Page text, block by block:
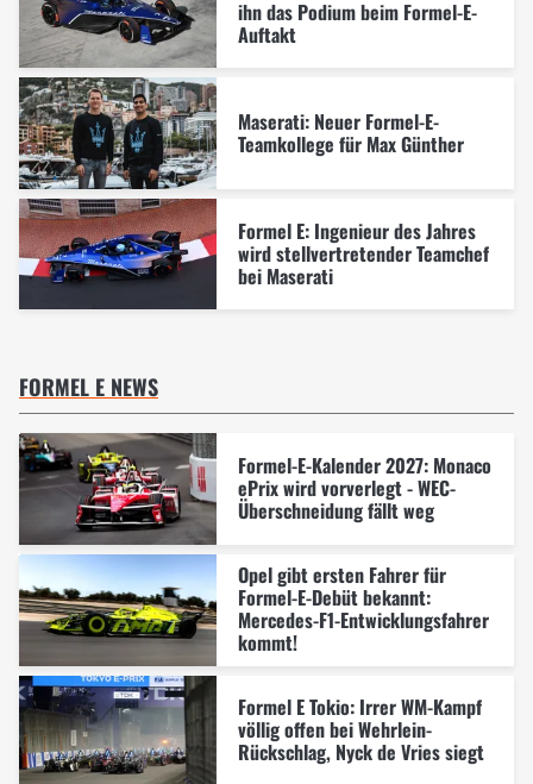
ihn das Podium beim Formel-E-
Auftakt
Maserati: Neuer Formel-E-
Teamkollege für Max Günther
Formel E: Ingenieur des Jahres
wird stellvertretender Teamchef
bei Maserati
FORMEL E NEWS
Formel-E-Kalender 2027: Monaco
ePrix wird vorverlegt - WEC-
Überschneidung fällt weg
Opel gibt ersten Fahrer für
Formel-E-Debüt bekannt:
Mercedes-F1-Entwicklungsfahrer
kommt!
Formel E Tokio: Irrer WM-Kampf
völlig offen bei Wehrlein-
Rückschlag, Nyck de Vries siegt